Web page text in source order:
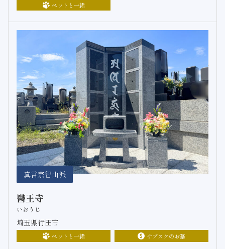
ペットと一緒
真言宗智山派
醫王寺
いおうじ
埼玉県行田市
ペットと一緒 サブスクのお墓